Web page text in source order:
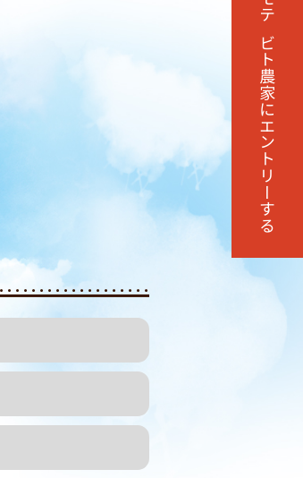
モテビト農家に
エントリーする